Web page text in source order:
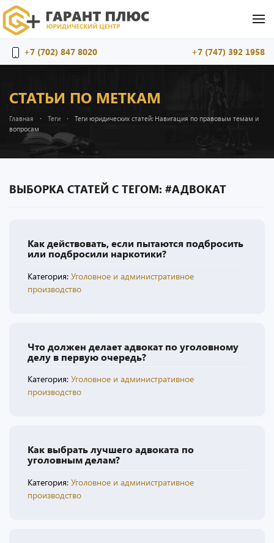
+7 (702) 847 8020 +7 (747) 392 1958
СТАТЬИ ПО МЕТКАМ
Главная Теги
Теги юридических статей: Навигация по правовым темам и
вопросам
ВЫБОРКА СТАТЕЙ С ТЕГОМ: #АДВОКАТ
Как действовать, если пытаются подбросить
или подбросили наркотики?
Категория: Уголовное и административное
производство
Что должен делает адвокат по уголовному
делу в первую очередь?
Категория: Уголовное и административное
производство
Как выбрать лучшего адвоката по
уголовным делам?
Категория: Уголовное и административное
производство